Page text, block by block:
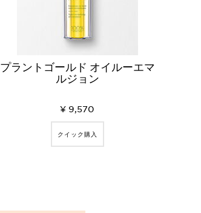
プラントゴールド オイルーエマ
ルジョン
¥ 9,570
クイック購入